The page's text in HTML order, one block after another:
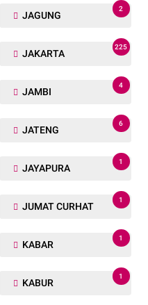
JAGUNG
2
JAKARTA
225
JAMBI
4
JATENG
6
JAYAPURA
1
JUMAT CURHAT
1
KABAR
1
KABUR
1